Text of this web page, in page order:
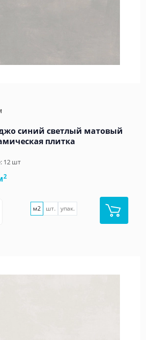
синий светлый матовый
плитка
12 шт
2
м2 шт. упак.